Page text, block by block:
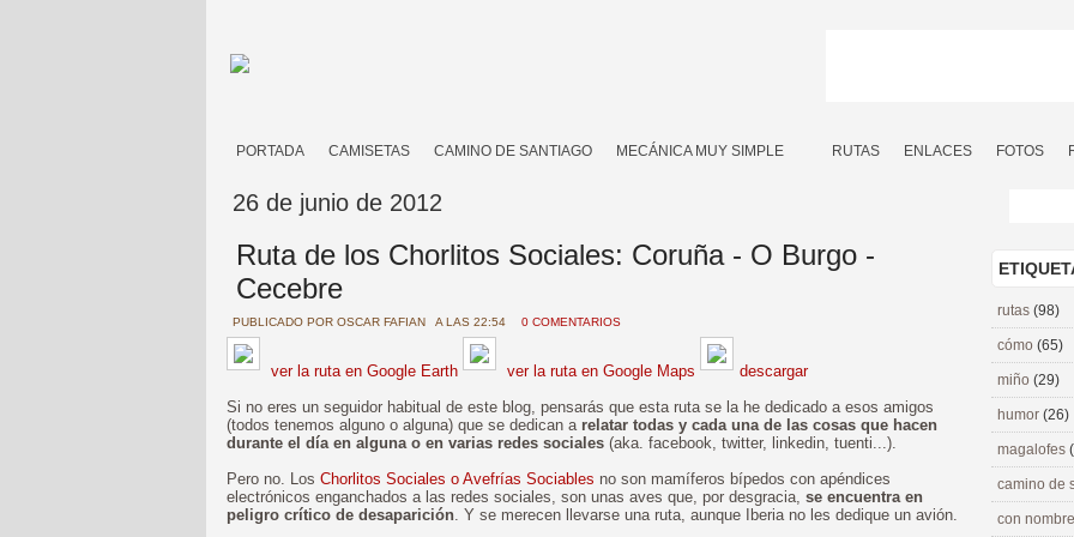
PORTADA CAMISETAS CAMINO DE SANTIAGO MECÁNICA MUY SIMPLE RUTAS ENLACES FOTOS
26 de junio de 2012
Ruta de los Chorlitos Sociales: Coruña - O Burgo -
Cecebre
PUBLICADO POR OSCAR FAFIAN A LAS 22:54 0 COMENTARIOS
ver la ruta en Google Earth ver la ruta en Google Maps
descargar
Si no eres un seguidor habitual de este blog, pensarás que esta ruta se la he dedicado a esos amigos
(todos tenemos alguno o alguna) que se dedican a relatar todas y cada una de las cosas que hacen
durante el día en alguna o en varias redes sociales (aka. facebook, twitter, linkedin, tuenti...).
Pero no. Los Chorlitos Sociales o Avefrías Sociables no son mamíferos bípedos con apéndices
electrónicos enganchados a las redes sociales, son unas aves que, por desgracia, se encuentra en
peligro crítico de desaparición. Y se merecen llevarse una ruta, aunque Iberia no les dedique un avión.
rutas (98)
cómo (65)
miño (29)
humor (26)
magalofes
camino de
con